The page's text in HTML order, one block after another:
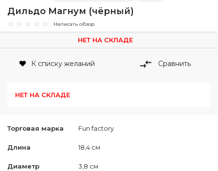
Дильдо Магнум (чёрный)
Написать обзор
Торговая марка Fun factory
Длина 18,4 см
Диаметр 3,8 см
НЕТ НА СКЛАДЕ
К списку желаний Сравнить
НЕТ НА СКЛАДЕ